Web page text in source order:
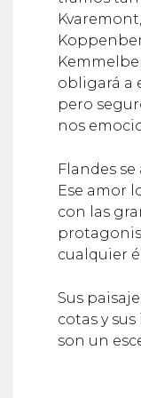
obligará a
pero
nos
Flandes
Ese amor
con las
cualquier
Sus
cotas y
son un